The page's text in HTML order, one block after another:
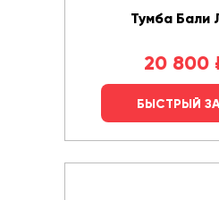
Тумба Бали
20 800
БЫСТРЫЙ